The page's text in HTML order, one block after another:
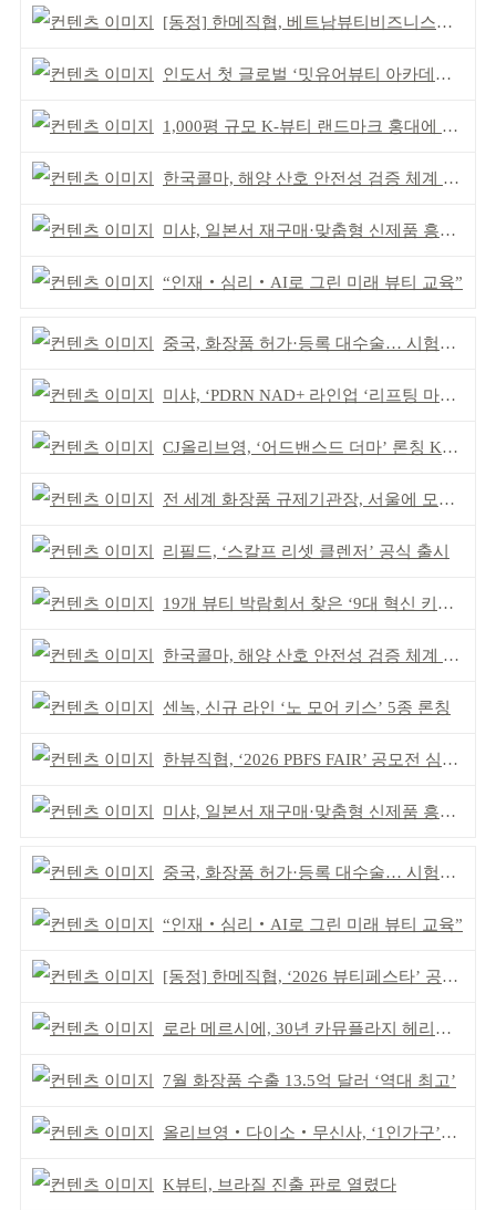
[동정] 한메직협, 베트남뷰티비즈니스협회와 MOU
인도서 첫 글로벌 ‘밋유어뷰티 아카데미’ 출범
1,000평 규모 K-뷰티 랜드마크 홍대에 뜬다
한국콜마, 해양 산호 안전성 검증 체계 구축
미샤, 일본서 재구매·맞춤형 신제품 흥행 ‘쌍끌이’
“인재‧심리‧AI로 그린 미래 뷰티 교육”
중국, 화장품 허가·등록 대수술… 시험자료 공용 허용
미샤, ‘PDRN NAD+ 라인업 ‘리프팅 마스크’ 출시
CJ올리브영, ‘어드밴스드 더마’ 론칭 K더마 육성 박차
전 세계 화장품 규제기관장, 서울에 모인다
리필드, ‘스칼프 리셋 클렌저’ 공식 출시
19개 뷰티 박람회서 찾은 ‘9대 혁신 키워드’
한국콜마, 해양 산호 안전성 검증 체계 구축
센녹, 신규 라인 ‘노 모어 키스’ 5종 론칭
한뷰직협, ‘2026 PBFS FAIR’ 공모전 심사 성료
미샤, 일본서 재구매·맞춤형 신제품 흥행 ‘쌍끌이’
중국, 화장품 허가·등록 대수술… 시험자료 공용 허용
“인재‧심리‧AI로 그린 미래 뷰티 교육”
[동정] 한메직협, ‘2026 뷰티페스타’ 공동 주최
로라 메르시에, 30년 카뮤플라지 헤리티지 담아
7월 화장품 수출 13.5억 달러 ‘역대 최고’
올리브영‧다이소‧무신사, ‘1인가구’가 이끈다
K뷰티, 브라질 진출 판로 열렸다